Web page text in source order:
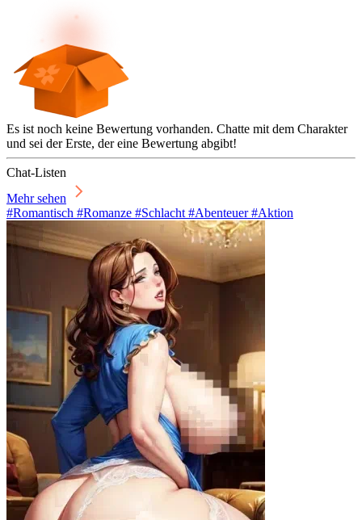
Es ist noch keine Bewertung vorhanden. Chatte mit dem Charakter
und sei der Erste, der eine Bewertung abgibt!
Chat-Listen
Mehr sehen
#Romantisch #Romanze #Schlacht #Abenteuer #Aktion